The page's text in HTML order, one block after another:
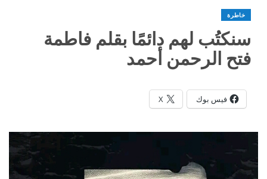
خاطرة
سنكتُب لهم دائمًا بقلم فاطمة
فتح الرحمن أحمد
فيس بوك X